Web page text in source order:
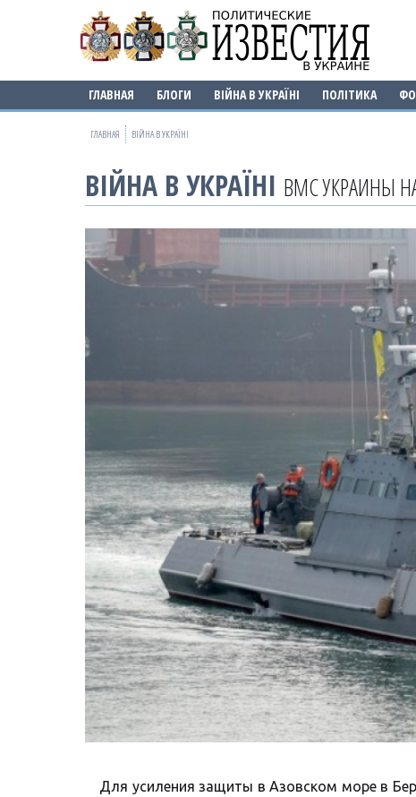
ГЛАВНАЯ БЛОГИ ВІЙНА В УКРАЇНІ ПОЛІТИКА
ГЛАВНАЯ ВІЙНА В УКРАЇНІ
ВІЙНА В УКРАЇНІ ВМС УКРАИНЫ
Для усиления защиты в Азовском море в